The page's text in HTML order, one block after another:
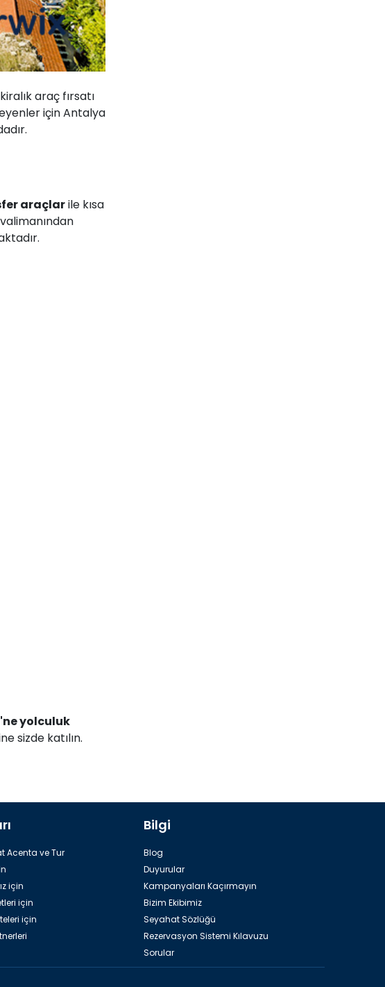
araç fırsatı
için Antalya
araçlarile kısa
yolculuk
sizde katılın.
Acenta ve Tur
için
için
için
Bilgi
Blog
Duyurular
Kampanyaları Kaçırmayın
Bizim Ekibimiz
Seyahat Sözlüğü
Rezervasyon Sistemi Kılavuzu
Sorular